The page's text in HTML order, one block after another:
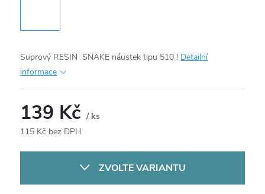
Suprový RESIN SNAKE náustek tipu 510 ! Detailní
informace
139 Kč/ ks
115 Kč bez DPH
ZVOLTE VARIANTU